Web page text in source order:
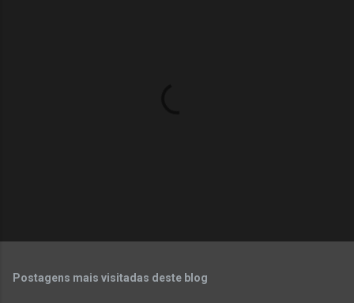
t
Postagens mais visitadas deste blog